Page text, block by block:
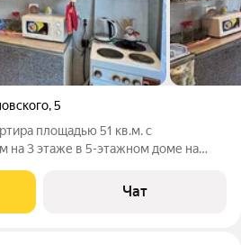
,5
площадью 51 кв.м. с
на 3 этаже в 5-этажном доме на
двор.
Чат